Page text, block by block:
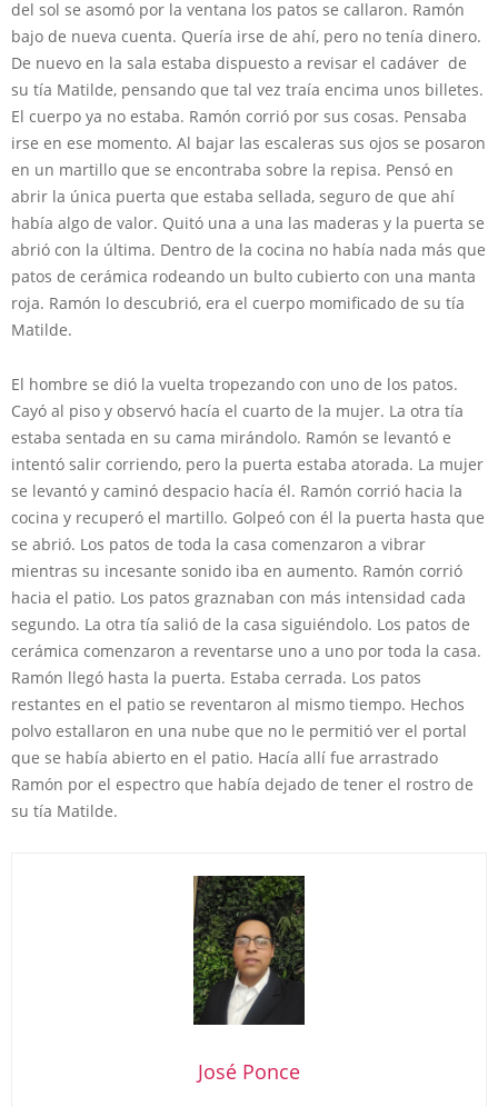
del sol se asomó por la ventana los patos se callaron. Ramón
bajo de nueva cuenta. Quería irse de ahí, pero no tenía dinero.
De nuevo en la sala estaba dispuesto a revisar el cadáver de
su tía Matilde, pensando que tal vez traía encima unos billetes.
El cuerpo ya no estaba. Ramón corrió por sus cosas. Pensaba
irse en ese momento. Al bajar las escaleras sus ojos se posaron
en un martillo que se encontraba sobre la repisa. Pensó en
abrir la única puerta que estaba sellada, seguro de que ahí
había algo de valor. Quitó una a una las maderas y la puerta se
abrió con la última. Dentro de la cocina no había nada más que
patos de cerámica rodeando un bulto cubierto con una manta
roja. Ramón lo descubrió, era el cuerpo momificado de su tía
Matilde.
El hombre se dió la vuelta tropezando con uno de los patos.
Cayó al piso y observó hacía el cuarto de la mujer. La otra tía
estaba sentada en su cama mirándolo. Ramón se levantó e
intentó salir corriendo, pero la puerta estaba atorada. La mujer
se levantó y caminó despacio hacía él. Ramón corrió hacia la
cocina y recuperó el martillo. Golpeó con él la puerta hasta que
se abrió. Los patos de toda la casa comenzaron a vibrar
mientras su incesante sonido iba en aumento. Ramón corrió
hacia el patio. Los patos graznaban con más intensidad cada
segundo. La otra tía salió de la casa siguiéndolo. Los patos de
cerámica comenzaron a reventarse uno a uno por toda la casa.
Ramón llegó hasta la puerta. Estaba cerrada. Los patos
restantes en el patio se reventaron al mismo tiempo. Hechos
polvo estallaron en una nube que no le permitió ver el portal
que se había abierto en el patio. Hacía allí fue arrastrado
Ramón por el espectro que había dejado de tener el rostro de
su tía Matilde.
José Ponce